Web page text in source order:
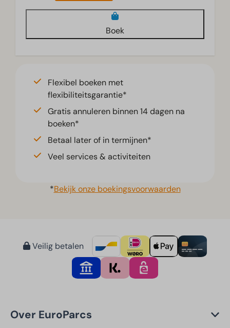
Boek
Flexibel boeken met
flexibiliteitsgarantie*
Gratis annuleren binnen 14 dagen na
boeken*
Betaal later of in termijnen*
Veel services & activiteiten
*Bekijk onze boekingsvoorwaarden
Veilig betalen
Over EuroParcs